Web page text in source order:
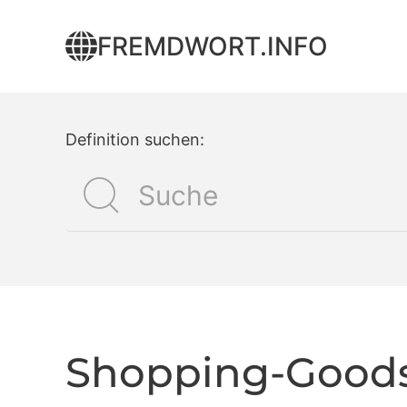
Zum Hauptinhalt springen
FREMDWORT.INFO
Definition suchen:
Shop­ping-